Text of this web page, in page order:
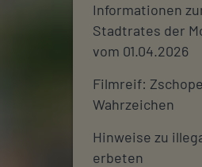
Informationen
Stadtrates der
vom 01.04.2026
Filmreif:
Wahrzeichen
Hinweise zu
erbeten